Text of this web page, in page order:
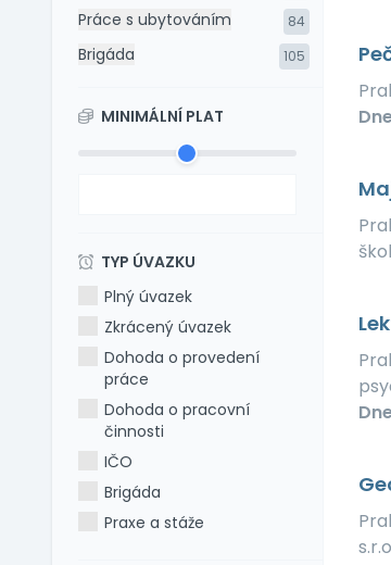
Práce s ubytováním 84
Brigáda 105
MINIMÁLNÍ PLAT
TYP ÚVAZKU
Plný úvazek
Zkrácený úvazek
Dohoda o provedení
práce
Dohoda o pracovní
činnosti
IČO
Brigáda
Praxe a stáže